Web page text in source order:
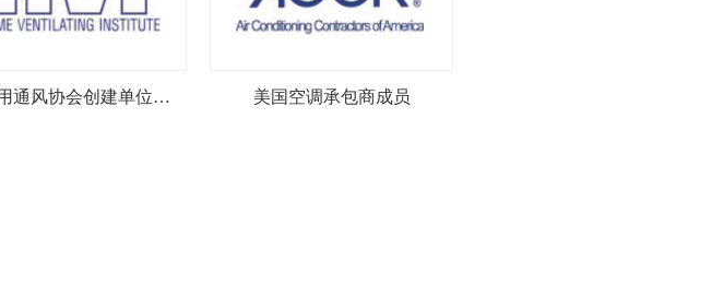
美国家用通风协会创建单位之一 美国空调承包商成员